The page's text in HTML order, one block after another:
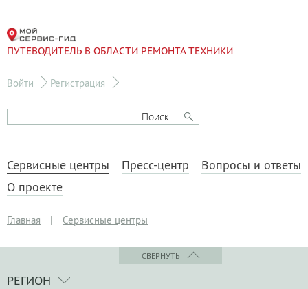
ПУТЕВОДИТЕЛЬ В ОБЛАСТИ РЕМОНТА ТЕХНИКИ
Войти Регистрация
Сервисные центры Пресс-центр
Вопросы и ответы
О проекте
Главная | Сервисные центры
СВЕРНУТЬ
РЕГИОН